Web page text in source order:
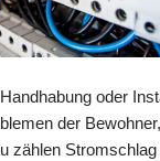
oder
der
zählen